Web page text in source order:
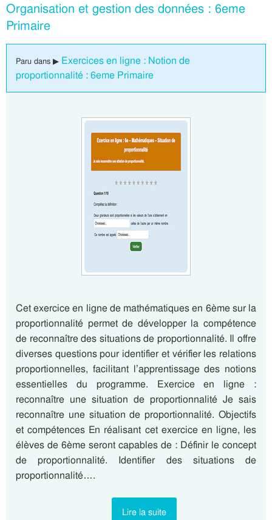
Organisation et gestion des données : 6eme
Primaire
Paru dans ▶ Exercices en ligne : Notion de
proportionnalité : 6eme Primaire
Cet exercice en ligne de mathématiques en 6ème sur la
proportionnalité permet de développer la compétence
de reconnaître des situations de proportionnalité. Il offre
diverses questions pour identifier et vérifier les relations
proportionnelles, facilitant l’apprentissage des notions
essentielles du programme. Exercice en ligne :
reconnaître une situation de proportionnalité Je sais
reconnaître une situation de proportionnalité. Objectifs
et compétences En réalisant cet exercice en ligne, les
élèves de 6ème seront capables de : Définir le concept
de proportionnalité. Identifier des situations de
proportionnalité….
Lire la suite